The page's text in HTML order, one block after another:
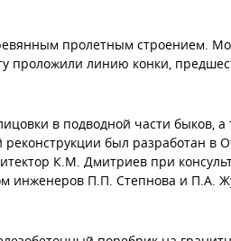
пролетным строением.
проложили линию конки,
в подводной части быков,
был разработан
К.М. Дмитриев при
инженеров П.П. Степнова и П.А.